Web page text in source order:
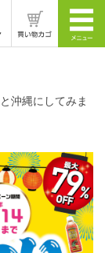
沖縄にしてみま